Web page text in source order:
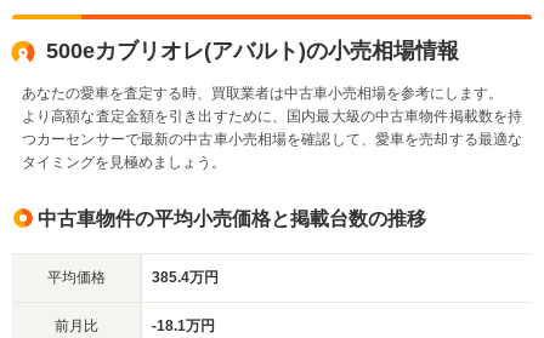
500eカブリオレ(アバルト)の小売相場情報
あなたの愛車を査定する時、買取業者は中古車小売相場を参考にします。
より高額な査定金額を引き出すために、国内最大級の中古車物件掲載数を持
つカーセンサーで最新の中古車小売相場を確認して、愛車を売却する最適な
タイミングを見極めましょう。
中古車物件の平均小売価格と掲載台数の推移
平均価格 385.4万円
前月比 -18.1万円